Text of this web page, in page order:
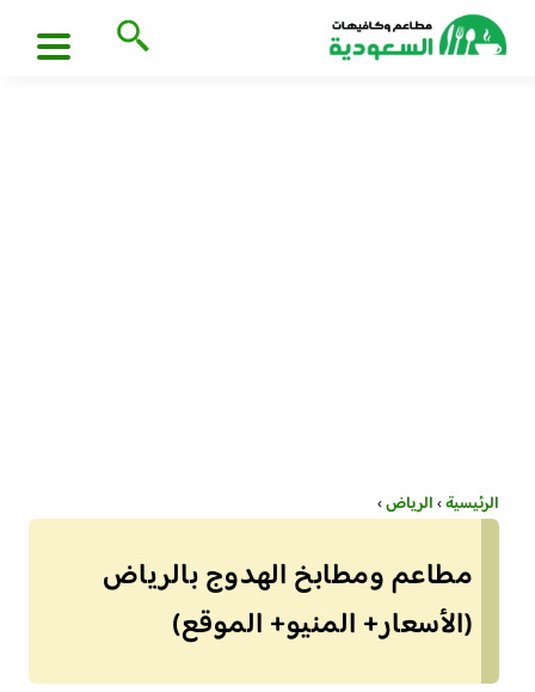
الرئيسية›الرياض›
مطاعم ومطابخ الهدوج بالرياض
(الأسعار+ المنيو+ الموقع)